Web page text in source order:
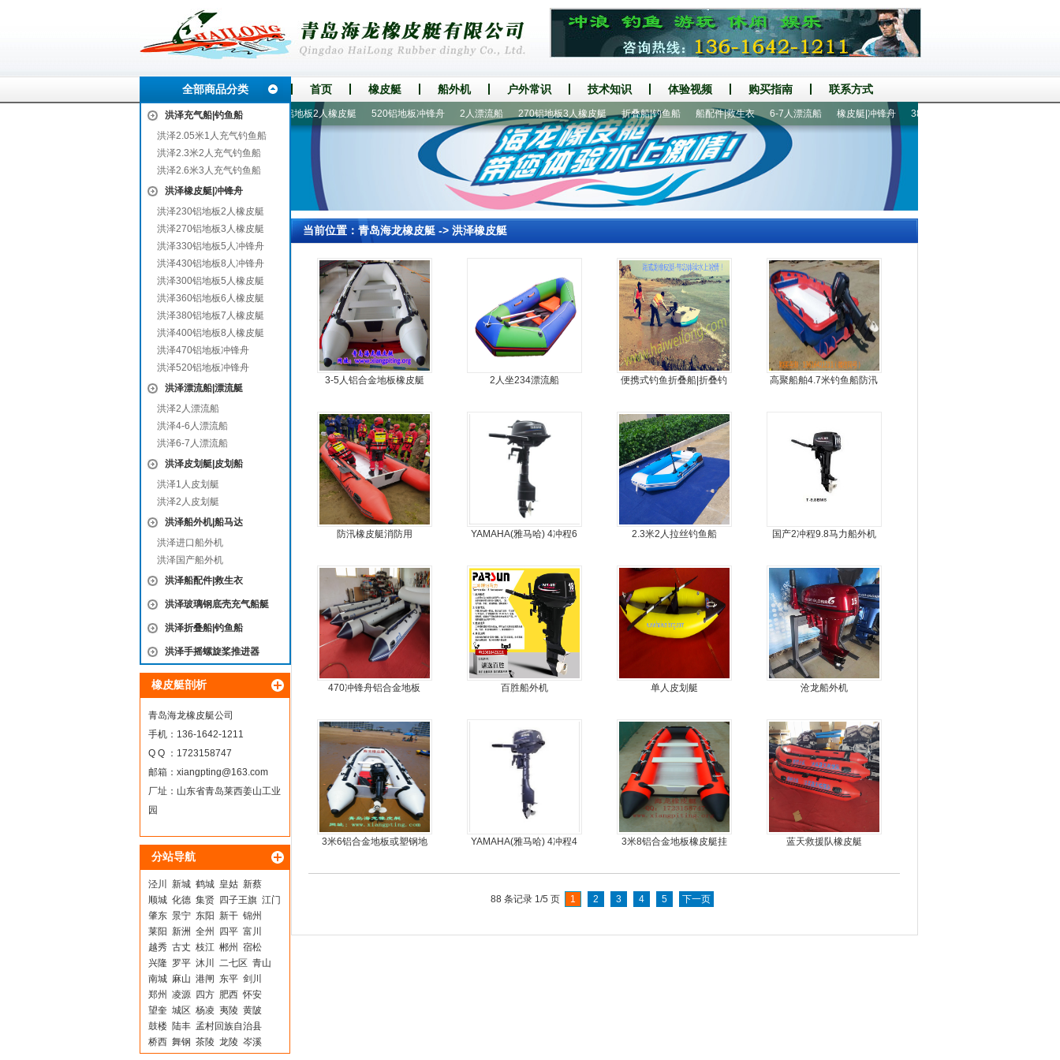
全部商品分类 首页 橡皮艇 船外机 户外常识 技术知识 体验视频 购买指南 联系方式
洪泽充气船|钓鱼船
洪泽2.05米1人充气钓鱼船
洪泽2.3米2人充气钓鱼船
洪泽2.6米3人充气钓鱼船
洪泽橡皮艇|冲锋舟
洪泽230铝地板2人橡皮艇
洪泽270铝地板3人橡皮艇
洪泽330铝地板5人冲锋舟
洪泽430铝地板8人冲锋舟
洪泽300铝地板5人橡皮艇
洪泽360铝地板6人橡皮艇
洪泽380铝地板7人橡皮艇
洪泽400铝地板8人橡皮艇
洪泽470铝地板冲锋舟
洪泽520铝地板冲锋舟
洪泽漂流船|漂流艇
洪泽2人漂流船
洪泽4-6人漂流船
洪泽6-7人漂流船
洪泽皮划艇|皮划船
洪泽1人皮划艇
洪泽2人皮划艇
洪泽船外机|船马达
洪泽进口船外机
洪泽国产船外机
洪泽船配件|救生衣
洪泽玻璃钢底壳充气船艇
洪泽折叠船|钓鱼船
洪泽手摇螺旋桨推进器
橡皮艇剖析
青岛海龙橡皮艇公司
手机：136-1642-1211
Q Q ：1723158747
邮箱： xiangpting@163.com
厂址：山东省青岛莱西姜山工业
园
分站导航
泾川 新城 鹤城 皇姑 新蔡
顺城 化德 集贤 四子王旗 江门
肇东 景宁 东阳 新干 锦州
莱阳 新洲 全州 四平 富川
越秀 古丈 枝江 郴州 宿松
兴隆 罗平 沐川 二七区 青山
南城 麻山 港闸 东平 剑川
郑州 凌源 四方 肥西 怀安
望奎 城区 杨凌 夷陵 黄陂
鼓楼 陆丰 孟村回族自治县
桥西 舞钢 茶陵 龙陵 岑溪
2.6米3人充气钓鱼船 230铝地板2人橡皮艇 520铝地板冲锋舟 2人漂流船 270铝地板3人橡皮艇 折叠船|钓鱼船 船配件|救生衣 6-7人漂流船 橡皮艇|冲锋舟 380铝地板7人橡皮艇
当前位置： 青岛海龙橡皮艇-> 洪泽橡皮艇
3-5人铝合金地板橡皮艇 2人坐234漂流船
便携式钓鱼折叠船|折叠钓
高聚船舶4.7米钓鱼船防汛
防汛橡皮艇消防用
YAMAHA(雅马哈) 4冲程6
2.3米2人拉丝钓鱼船 国产2冲程9.8马力船外机
470冲锋舟铝合金地板 百胜船外机 单人皮划艇 沧龙船外机
3米6铝合金地板或塑钢地
YAMAHA(雅马哈) 4冲程4
3米8铝合金地板橡皮艇挂
蓝天救援队橡皮艇
88 条记录 1/5 页 1 2 3 4 5 下一页